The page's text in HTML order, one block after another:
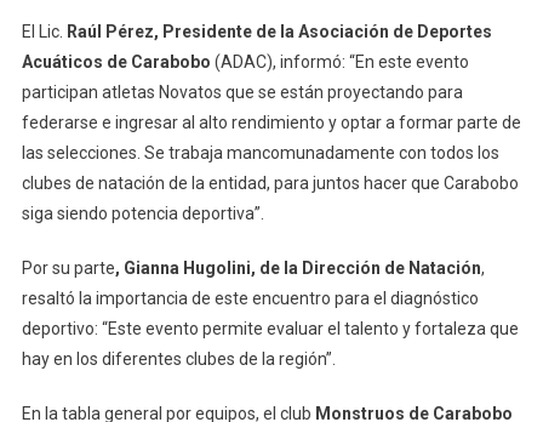
El Lic. Raúl Pérez, Presidente de la Asociación de Deportes
Acuáticos de Carabobo (ADAC), informó: “En este evento
participan atletas Novatos que se están proyectando para
federarse e ingresar al alto rendimiento y optar a formar parte de
las selecciones. Se trabaja mancomunadamente con todos los
clubes de natación de la entidad, para juntos hacer que Carabobo
siga siendo potencia deportiva”.
Por su parte, Gianna Hugolini, de la Dirección de Natación,
resaltó la importancia de este encuentro para el diagnóstico
deportivo: “Este evento permite evaluar el talento y fortaleza que
hay en los diferentes clubes de la región”.
En la tabla general por equipos, el club Monstruos de Carabobo